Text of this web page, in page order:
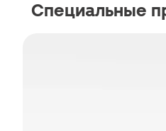
Специальные